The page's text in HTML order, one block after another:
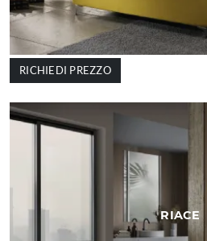
RICHIEDI PREZZO
RIACE